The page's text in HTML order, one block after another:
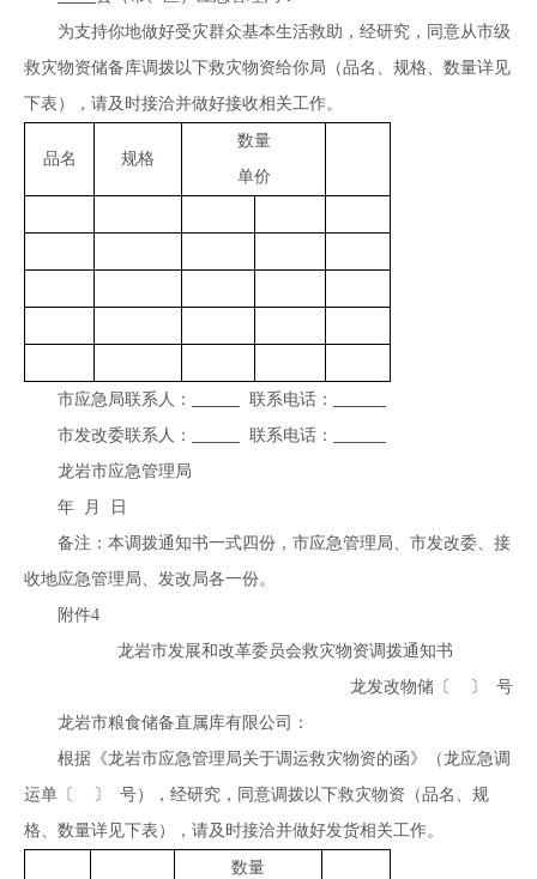
为支持你地做好受灾群众基本生活救助，经研究，同意从市级
救灾物资储备库调拨以下救灾物资给你局（品名、规格、数量详见
下表），请及时接洽并做好接收相关工作。
品名 规格
数量
单价
市应急局联系人：
联系电话：
市发改委联系人：
联系电话：
龙岩市应急管理局
年 月 日
备注：本调拨通知书一式四份，市应急管理局、市发改委、接
收地应急管理局、发改局各一份。
附件4
龙岩市发展和改革委员会救灾物资调拨通知书
龙发改物储〔 〕 号
龙岩市粮食储备直属库有限公司：
根据《龙岩市应急管理局关于调运救灾物资的函》（龙应急调
运单〔 〕 号），经研究，同意调拨以下救灾物资（品名、规
格、数量详见下表），请及时接洽并做好发货相关工作。
数量